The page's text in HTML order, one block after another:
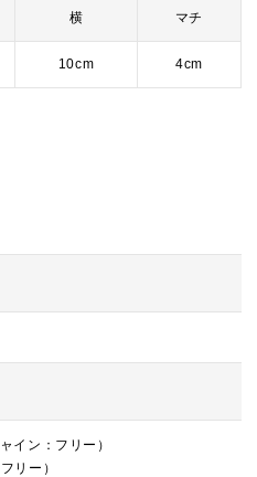
横 マチ
10cm 4cm
イン：フリー）
リー）